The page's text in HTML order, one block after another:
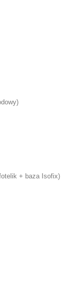
+ baza Isofix)